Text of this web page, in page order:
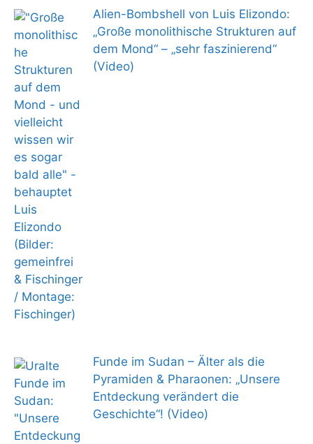
Alien-Bombshell von Luis Elizondo:
„Große monolithische Strukturen auf
dem Mond“ – „sehr faszinierend“
(Video)
Funde im Sudan – Älter als die
Pyramiden & Pharaonen: „Unsere
Entdeckung verändert die
Geschichte“! (Video)